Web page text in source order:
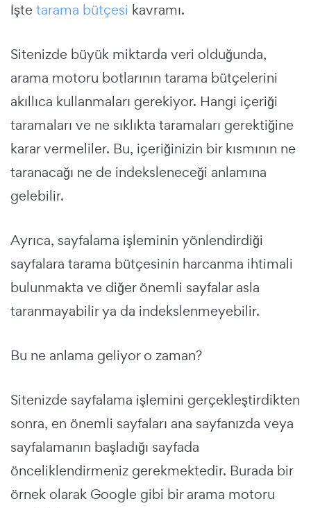
İşte tarama bütçesi kavramı.
Sitenizde büyük miktarda veri olduğunda,
arama motoru botlarının tarama bütçelerini
akıllıca kullanmaları gerekiyor. Hangi içeriği
taramaları ve ne sıklıkta taramaları gerektiğine
karar vermeliler. Bu, içeriğinizin bir kısmının ne
taranacağı ne de indeksleneceği anlamına
gelebilir.
Ayrıca, sayfalama işleminin yönlendirdiği
sayfalara tarama bütçesinin harcanma ihtimali
bulunmakta ve diğer önemli sayfalar asla
taranmayabilir ya da indekslenmeyebilir.
Bu ne anlama geliyor o zaman?
Sitenizde sayfalama işlemini gerçekleştirdikten
sonra, en önemli sayfaları ana sayfanızda veya
sayfalamanın başladığı sayfada
önceliklendirmeniz gerekmektedir. Burada bir
örnek olarak Google gibi bir arama motoru